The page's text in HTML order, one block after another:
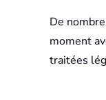
De
moment
traitées